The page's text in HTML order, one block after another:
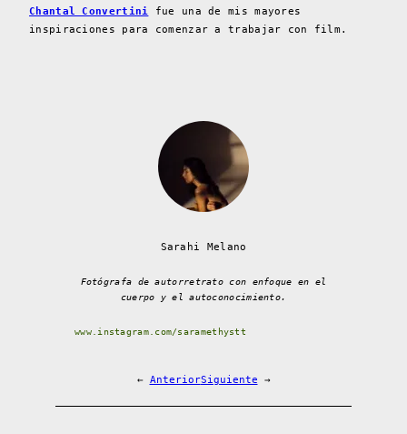
Chantal Convertini fue una de mis mayores
inspiraciones para comenzar a trabajar con film.
Sarahi Melano
Fotógrafa de autorretrato con enfoque en el
cuerpo y el autoconocimiento.
www.instagram.com/saramethystt
← AnteriorSiguiente →